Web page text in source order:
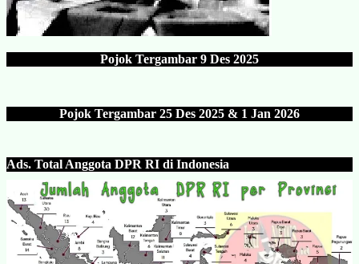
Pojok Tergambar 9 Des 2025
Pojok Tergambar 25 Des 2025 & 1 Jan 2026
Ads. Total Anggota DPR RI di Indonesia